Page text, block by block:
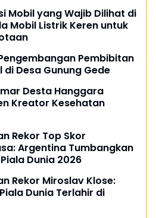
Mobil yang Wajib Dilihat di
Mobil Listrik Keren untuk
Pembibitan
di Desa Gunung Gede
Desta Hanggara
Kreator Kesehatan
Rekor Top Skor
Argentina Tumbangkan
Dunia 2026
Rekor Miroslav Klose:
Dunia Terlahir di